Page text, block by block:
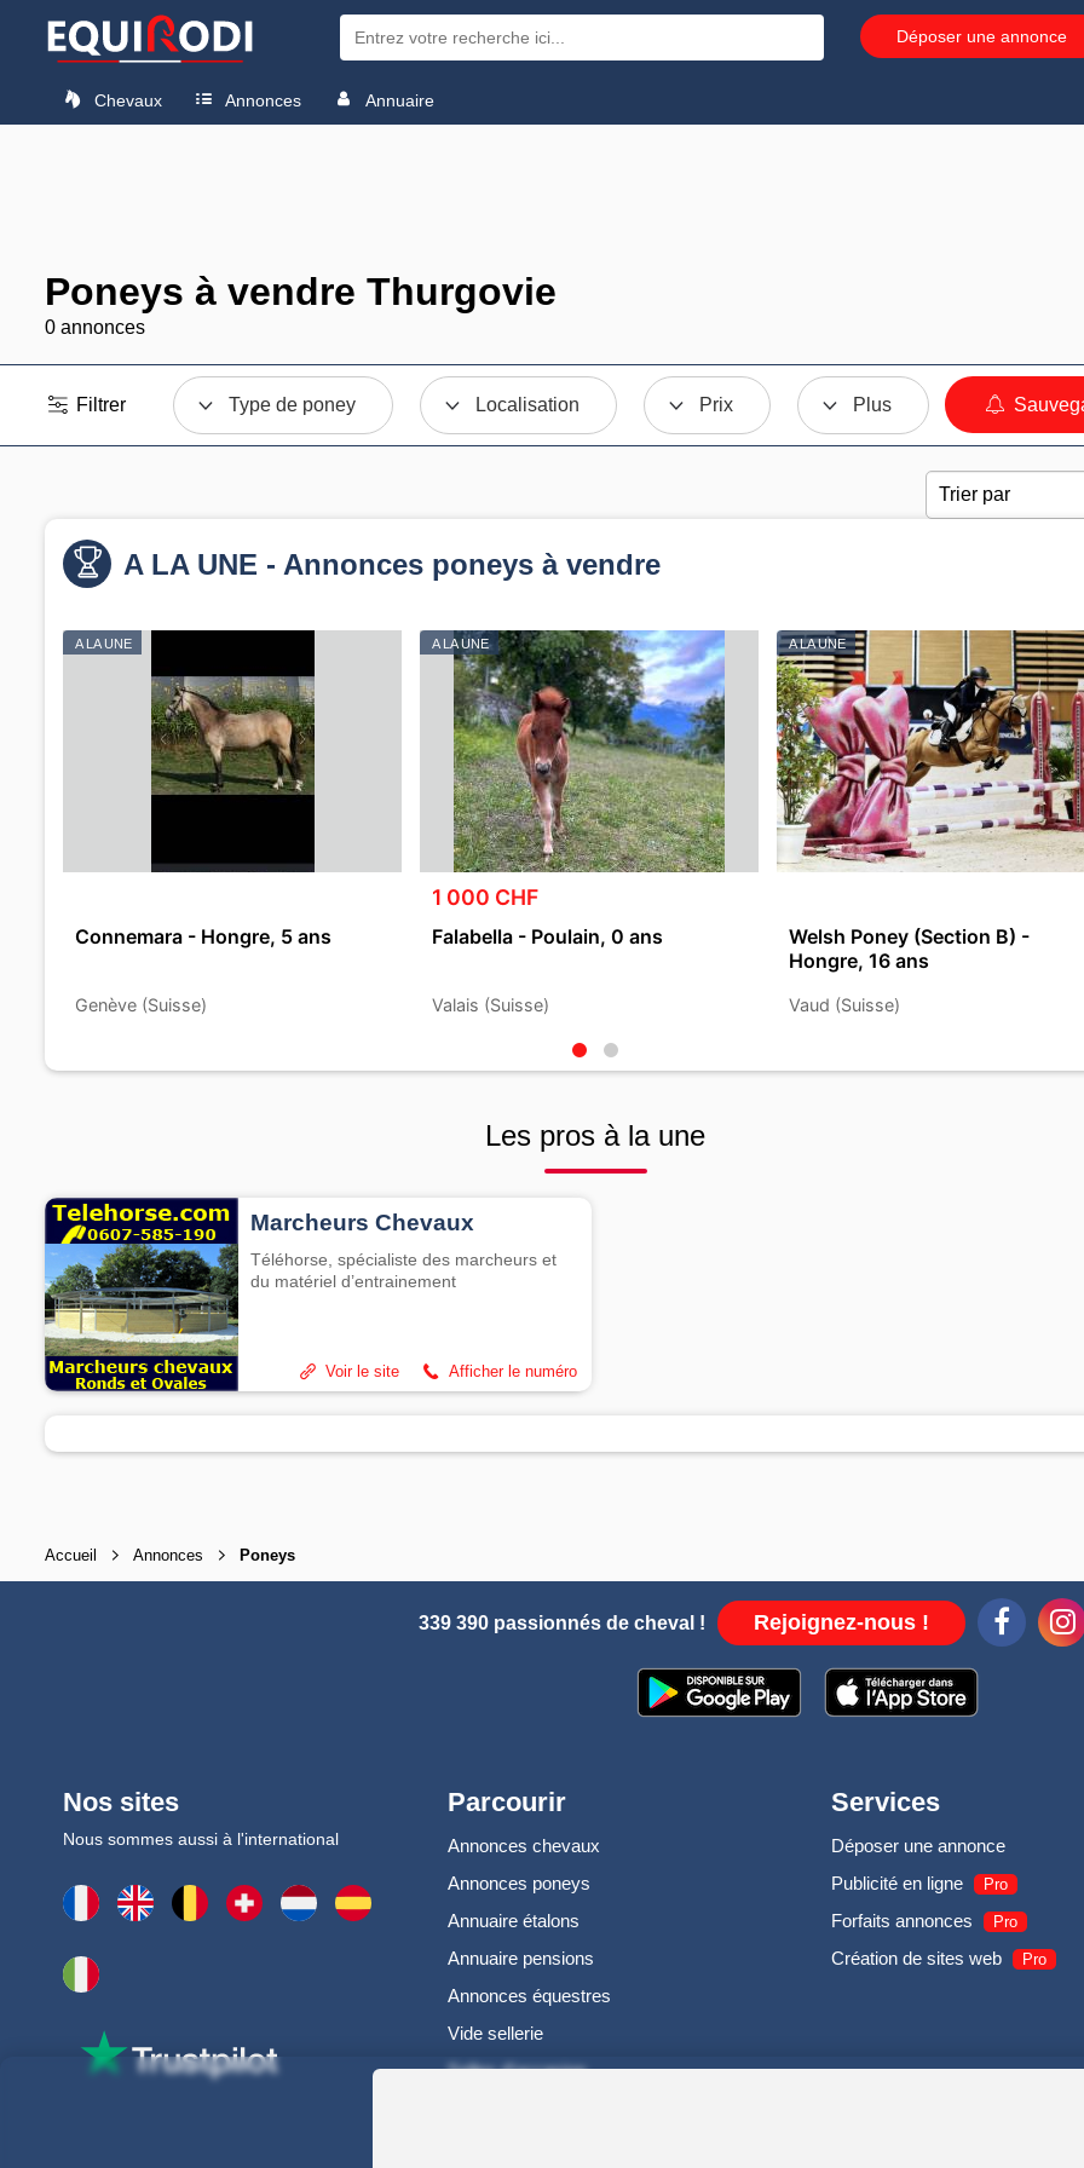
Déposer une annonce
Chevaux Annonces Annuaire
Poneys à vendre Thurgovie
0 annonces
Filtrer Type de poney Localisation Prix Plus
A LA UNE - Annonces poneys à vendre
A LA UNE
Connemara - Hongre, 5 ans
Genève (Suisse)
A LA UNE
1 000 CHF
Falabella - Poulain, 0 ans
Valais (Suisse)
A LA UNE
Welsh Poney (Section B) -
Hongre, 16 ans
Vaud (Suisse)
Les pros à la une
Marcheurs Chevaux
Téléhorse, spécialiste des marcheurs et
du matériel d’entrainement
Afficher le numéro
Voir le site
Accueil Annonces Poneys
339 390 passionnés de cheval ! Rejoignez-nous !
Nos sites
Nous sommes aussi à l'international
Parcourir
Annonces chevaux
Annonces poneys
Annuaire étalons
Annuaire pensions
Annonces équestres
Vide sellerie
Selles d'occasion
Services
Déposer une annonce
Publicité en ligne
Pro
Forfaits annonces Pro
Création de sites web Pro